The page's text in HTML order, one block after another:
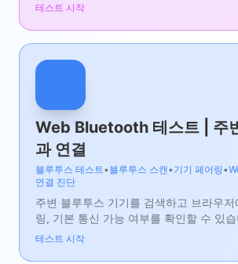
테스트 시작
Web Bluetooth 테스트 | 주
과 연결
블루투스 테스트 • 블루투스 스캔•기기 페어링 •
연결 진단
주변 블루투스 기기를 검색하고 브라우저
링, 기본 통신 가능 여부를 확인할 수 있
테스트 시작